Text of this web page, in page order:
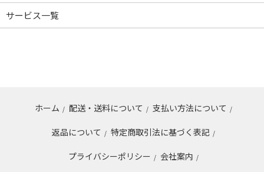
サービス一覧
ホーム / 配送・送料について / 支払い方法について /
返品について / 特定商取引法に基づく表記 /
プライバシーポリシー / 会社案内 /